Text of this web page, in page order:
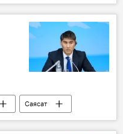
Саясат